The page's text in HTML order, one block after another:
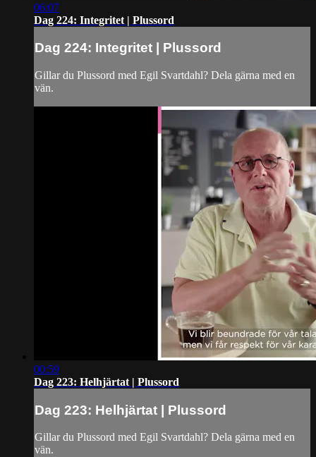
06:07
Dag 224: Integritet | Plussord
Dag 224: Integritet | Plussord
Gillar du Plussord med Egil Svartdahl? Dela gärna med en
vän.
00:59
Dag 223: Helhjärtat | Plussord
Dag 223: Helhjärtat | Plussord
Gillar du Plussord med Egil Svartdahl? Dela gärna med en
vän.